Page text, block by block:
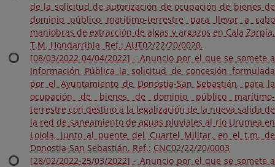
de la solicitud de autorización de ocupación de bienes de
dominio público marítimo-terrestre para llevar a cabo
maniobras de extracción de algas y argazos en Cala Zarpía.
T.M. Hondarribia. Ref.: AUT02/22/20/0020.
[08/03/2022-04/04/2022] - Anuncio por el que se somete a
Información Pública la solicitud de concesión formulada
por el Ayuntamiento de Donostia-San Sebastián, para la
ocupación de bienes de dominio público marítimo-
terrestre con destino a la legalización de la nueva salida de
la red de saneamiento de aguas pluviales al río Urumea en
Loiola, junto al puente del Cuartel Militar, en el t.m. de
Donostia-San Sebastián. Ref.: CNC02/22/20/0003
[28/02/2022-25/03/2022] - Anuncio por el que se somete a